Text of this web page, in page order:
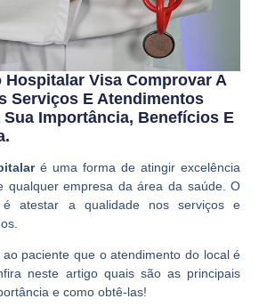
Hospitalar Visa Comprovar A
Serviços E Atendimentos
Sua Importância, Benefícios E
é uma forma de atingir excelência
qualquer empresa da área da saúde. O
é atestar a qualidade nos serviços e
paciente que o atendimento do local é
neste artigo quais são as principais
e como obtê-las!